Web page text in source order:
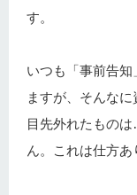
す。
いつも「事前告
ますが、そんな
目先外れたもの
ん。これは仕方あ